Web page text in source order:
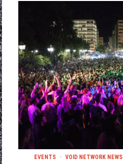
EVENTS · VOID NETWORK NEWS